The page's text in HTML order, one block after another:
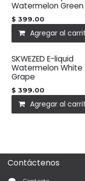
Watermelon
$ 399.00
Agregar al
SKWEZED E-liquid
Watermelon White
Grape
$ 399.00
Agregar al
Contáctenos